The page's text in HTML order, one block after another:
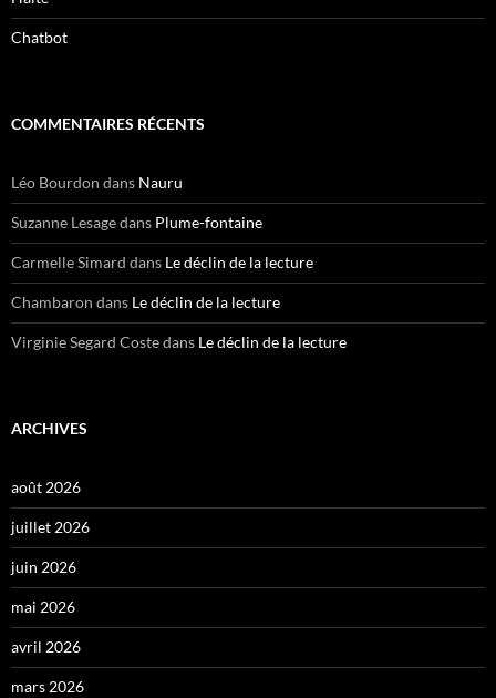
Chatbot
COMMENTAIRES RÉCENTS
Léo Bourdon dans Nauru
Suzanne Lesagedans Plume-fontaine
Carmelle Simard dans Le déclin de la lecture
Chambaron dans Le déclin de la lecture
Virginie Segard Costedans Le déclin de la lecture
ARCHIVES
août 2026
juillet 2026
juin 2026
mai 2026
avril 2026
mars 2026